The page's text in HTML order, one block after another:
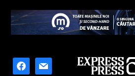
facebook
mail